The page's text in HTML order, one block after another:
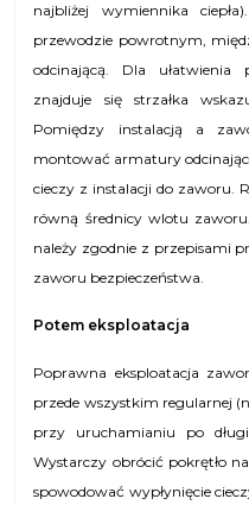
najbliżej wymiennika
przewodzie powrotnym,
odcinającą. Dla
znajduje się strzałka
Pomiędzy instalacją a
montować armatury
cieczy z instalacji do zaworu.
równą średnicy wlotu
należy zgodnie z przepisami
zaworu bezpieczeństwa.
Potem eksploatacja
Poprawna eksploatacja
przede wszystkim regularnej
przy uruchamianiu po
Wystarczy obrócić pokrętło
spowodować wypłynięcie